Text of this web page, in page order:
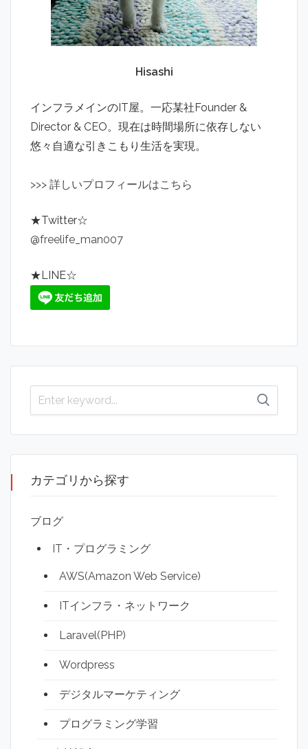
Hisashi
インフラメインのIT屋。一応某社Founder &
Director & CEO。現在は時間場所に依存しない
悠々自適な引きこもり生活を実現。
>>> 詳しいプロフィールはこちら
★Twitter☆
@freelife_man007
★LINE☆
カテゴリから探す
ブログ
IT・プログラミング
AWS(Amazon Web Service)
ITインフラ・ネットワーク
Laravel(PHP)
Wordpress
デジタルマーケティング
プログラミング学習